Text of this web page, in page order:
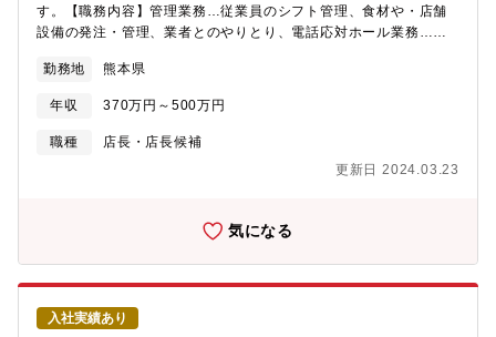
す。【職務内容】管理業務…従業員のシフト管理、食材や・店舗
設備の発注・管理、業者とのやりとり、電話応対ホール業務…オ
り付け、揚げ物 等※ピーク時の店舗運のプロになることを期待
しているので、基本的に日勤のシフトに入って頂きます【魅力】
地域の方から愛される店舗で、直にお客様と触れ合い喜びを感じ
ることができます。【募集背景】事業拡大、次世代リーダー候補
勤務地 熊本県
年収 370万円～500万円
職種
店長・店長候補
更新日 2024.03.23
気になる
入社実績あり